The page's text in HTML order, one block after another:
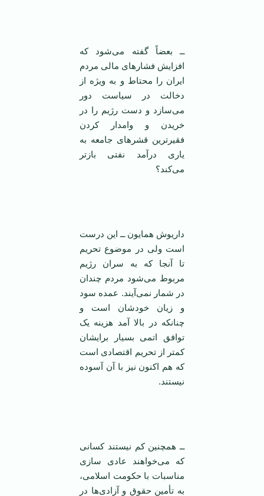
ــ بعضاً گفته می‌شود که
افزایش فشارهای مالی مردم
ایران را محتاط‌ و به ویژه‌ از
دخالت در سیاست دور
می‌سازد و دست رژیم را در
خریدن و وامدار کردن
فقیر‌ترین قشر‌های جامعه به
یاری درآمد نفتی باز‌تر
می‌کند؟
داریوش همایون ــ این درست
است ولی در موضوع تحریم
تا آنجا که به سران رژیم
مربوط می‌شود مردم چندان
در شمار نمی‌آیند. عمده سود
و زیان خودشان است و
چنانکه در بالا آمد هزینه یک
توافق اتمی‌ بسیار برایشان
کمتر از تحریم اقتصادی است
که هم اکنون نیز با آن آسوده
نیستند.
ــ همچنین ‌کم نیستند کسانی
که می‌خواهند عادی سازی
مناسبات با حکومت اسلامی،
به تأمین حقوق و آزادی‌ها در